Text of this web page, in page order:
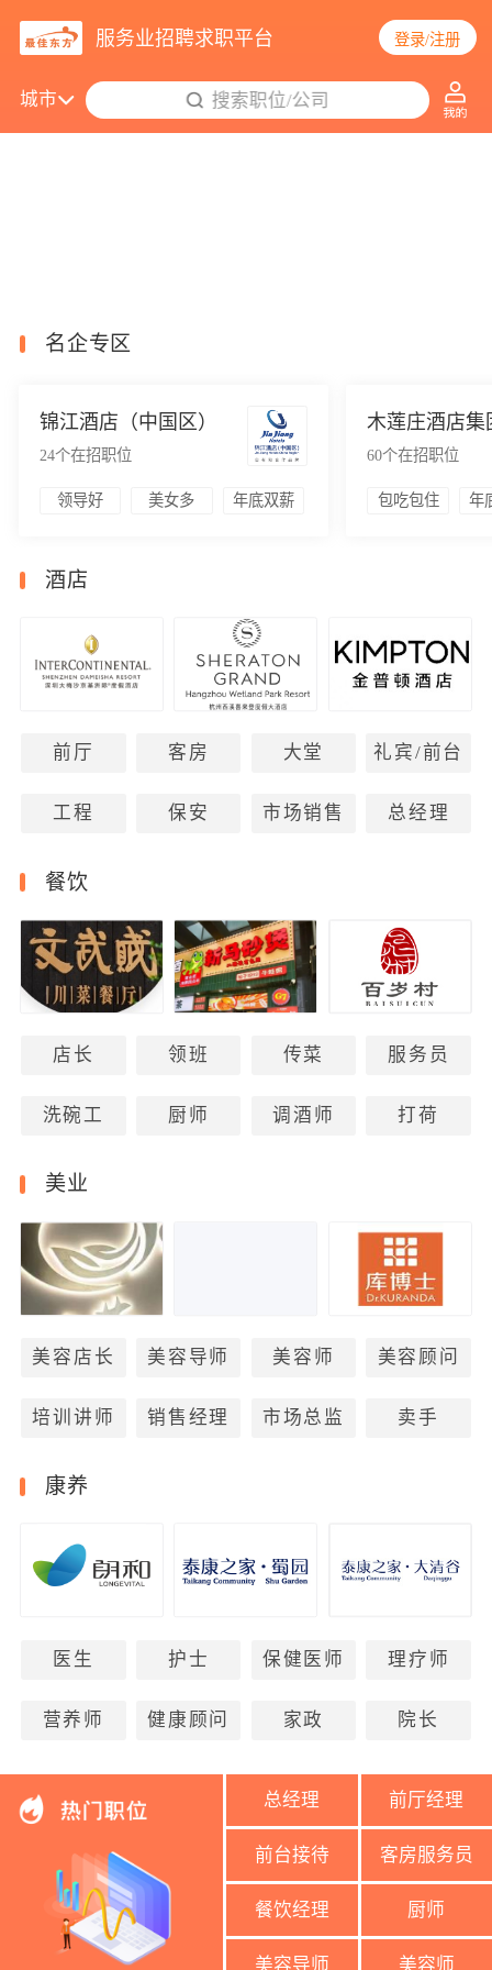
服务业招聘求职平台 登录/注册
城市
搜索职位/公司
763个职位更新
名企专区
锦江酒店（中国区）
24个在招职位
领导好 美女多 年底双薪
木莲庄酒店集
60个在招职位
包吃包住 年
酒店
前厅 客房 大堂 礼宾/前台
工程 保安 市场销售 总经理
餐饮
店长 领班 传菜 服务员
洗碗工 厨师 调酒师 打荷
美业
美容店长 美容导师 美容师 美容顾问
培训讲师 销售经理 市场总监 卖手
康养
医生 护士 保健医师 理疗师
营养师 健康顾问 家政 院长
总经理 前厅经理
前台接待 客房服务员
餐饮经理 厨师
美容导师 美容师